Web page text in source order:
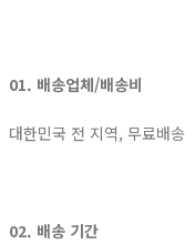
01. 배송업체/배송비
대한민국 전 지역, 무료배송
02. 배송 기간